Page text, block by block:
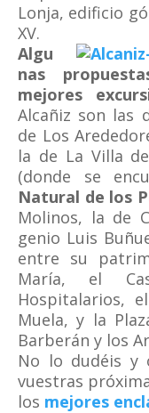
Lonja, edificio
XV.
Algu
nas
mejores
Alcañiz son las
de Los
la de La Villa
(donde se
Natural de los
Molinos, la de
genio Luis
entre su
María, el
Hospitalarios,
Muela, y la
Barberán y los
No lo dudéis y
vuestras
los mejores